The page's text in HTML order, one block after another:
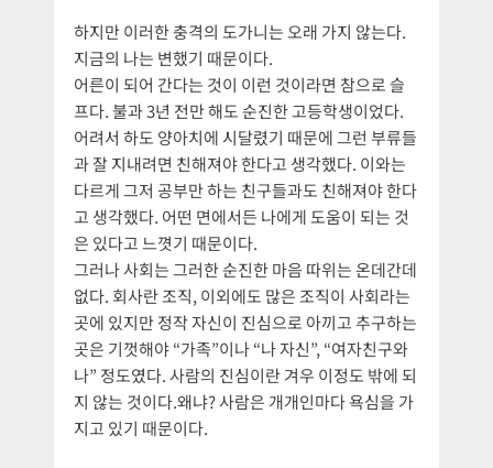
하지만 이러한 충격의 도가니는 오래 가지 않는다.
지금의 나는 변했기 때문이다.
어른이 되어 간다는 것이 이런 것이라면 참으로 슬
프다. 불과 3년 전만 해도 순진한 고등학생이었다.
어려서 하도 양아치에 시달렸기 때문에 그런 부류들
과 잘 지내려면 친해져야 한다고 생각했다. 이와는
다르게 그저 공부만 하는 친구들과도 친해져야 한다
고 생각했다. 어떤 면에서든 나에게 도움이 되는 것
은 있다고 느꼇기 때문이다.
그러나 사회는 그러한 순진한 마음 따위는 온데간데
없다. 회사란 조직, 이외에도 많은 조직이 사회라는
곳에 있지만 정작 자신이 진심으로 아끼고 추구하는
곳은 기껏해야 “가족”이나 “나 자신”, “여자친구와
나” 정도였다. 사람의 진심이란 겨우 이정도 밖에 되
지 않는 것이다.왜냐? 사람은 개개인마다 욕심을 가
지고 있기 때문이다.